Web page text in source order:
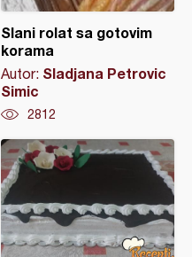
Slani rolat sa gotovim
korama
Autor: Sladjana Petrovic
Simic
2812